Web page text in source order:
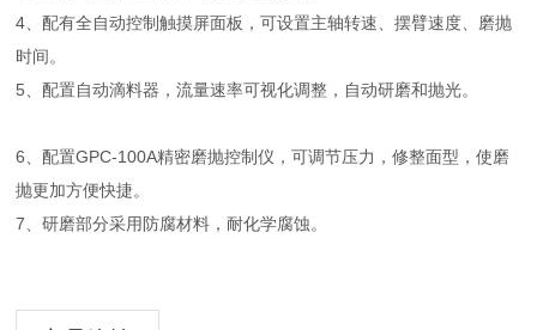
4、配有全自动控制触摸屏面板，可设置主轴转速、摆臂速度、磨抛
时间。
5、配置自动滴料器，流量速率可视化调整，自动研磨和抛光。
6、配置GPC-100A精密磨抛控制仪，可调节压力，修整面型，使磨
抛更加方便快捷。
7、研磨部分采用防腐材料，耐化学腐蚀。